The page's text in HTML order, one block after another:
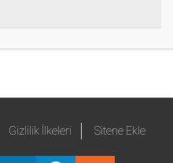
Gizlilik İlkeleri Sitene Ekle